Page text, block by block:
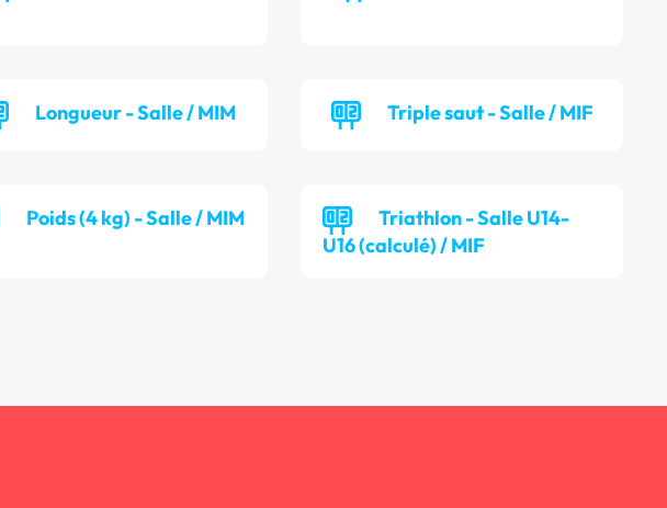
Longueur - Salle / MIM Triple saut - Salle / MIF
Poids (4 kg) - Salle / MIM
Triathlon - Salle U14-
U16 (calculé) / MIF